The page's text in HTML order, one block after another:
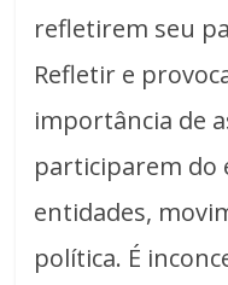
refletirem seu
Refletir e
importância de
participarem do
entidades,
política. É